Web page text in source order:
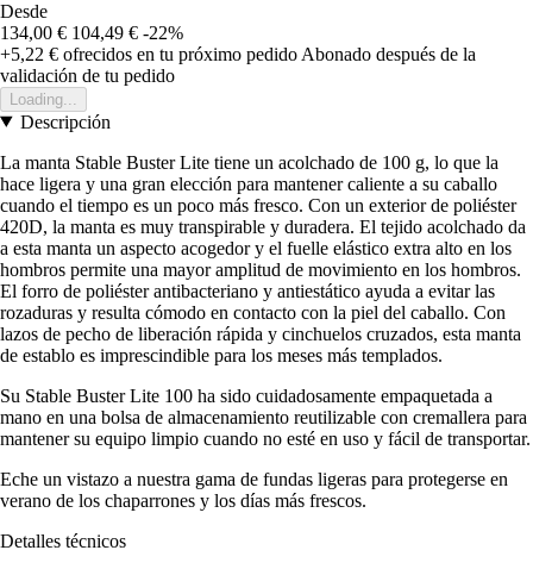
Desde
134,00 € 104,49 € -22%
+5,22 € ofrecidos en tu próximo pedido Abonado después de la
validación de tu pedido
Loading...
Descripción
La manta Stable Buster Lite tiene un acolchado de 100 g, lo que la
hace ligera y una gran elección para mantener caliente a su caballo
cuando el tiempo es un poco más fresco. Con un exterior de poliéster
420D, la manta es muy transpirable y duradera. El tejido acolchado da
a esta manta un aspecto acogedor y el fuelle elástico extra alto en los
hombros permite una mayor amplitud de movimiento en los hombros.
El forro de poliéster antibacteriano y antiestático ayuda a evitar las
rozaduras y resulta cómodo en contacto con la piel del caballo. Con
lazos de pecho de liberación rápida y cinchuelos cruzados, esta manta
de establo es imprescindible para los meses más templados.
Su Stable Buster Lite 100 ha sido cuidadosamente empaquetada a
mano en una bolsa de almacenamiento reutilizable con cremallera para
mantener su equipo limpio cuando no esté en uso y fácil de transportar.
Eche un vistazo a nuestra gama de fundas ligeras para protegerse en
verano de los chaparrones y los días más frescos.
Detalles técnicos